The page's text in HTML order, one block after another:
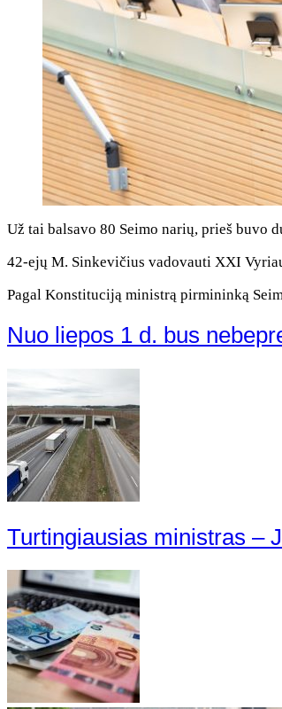
Už tai balsavo 80 Seimo narių, prieš buvo
42-ejų M. Sinkevičius vadovauti XXI
Pagal Konstituciją ministrą pirmininką
Nuo liepos 1 d. bus
Turtingiausias ministras –